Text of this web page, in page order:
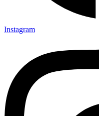
Instagram